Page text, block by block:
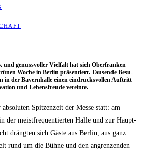
und genuss­vol­ler Viel­falt hat sich Ober­fran­ken
Woche in Ber­lin prä­sen­tiert. Tau­sen­de Besu­
in der Bay­ern­hal­le einen ein­drucks­vol­len Auf­tritt
und Lebens­freu­de vereinte.
Spit­zen­zeit der Mes­se statt: am
in der meist­fre­quen­tier­ten Hal­le und zur Haupt­
dräng­ten sich Gäs­te aus Ber­lin, aus ganz
rund um die Büh­ne und den angren­zen­den